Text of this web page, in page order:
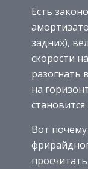
Есть
задних),
скорости
разогнать
на
Вот